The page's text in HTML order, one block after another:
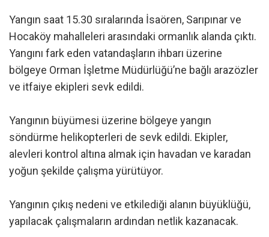
Yangın saat 15.30 sıralarında İsaören, Sarıpınar ve
Hocaköy mahalleleri arasındaki ormanlık alanda çıktı.
Yangını fark eden vatandaşların ihbarı üzerine
bölgeye Orman İşletme Müdürlüğü’ne bağlı arazözler
ve itfaiye ekipleri sevk edildi.
Yangının büyümesi üzerine bölgeye yangın
söndürme helikopterleri de sevk edildi. Ekipler,
alevleri kontrol altına almak için havadan ve karadan
yoğun şekilde çalışma yürütüyor.
Yangının çıkış nedeni ve etkilediği alanın büyüklüğü,
yapılacak çalışmaların ardından netlik kazanacak.